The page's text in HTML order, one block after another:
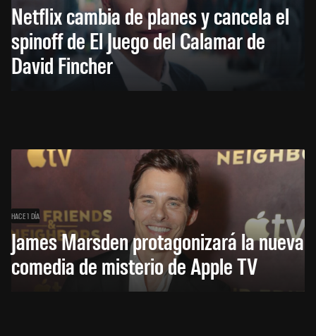
Netflix cambia de planes y cancela el
spinoff de El Juego del Calamar de
David Fincher
HACE 1 DÍA
James Marsden protagonizará la nueva
comedia de misterio de Apple TV